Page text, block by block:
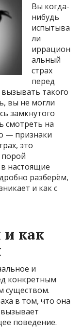
Вы когда-
нибудь
испытыва
ли
иррацион
альный
страх
перед
такого
вы не могли
замкнутого
смотреть на
— признаки
это
порой
настоящие
разберём,
и как с
и как
и
конкретным
существом.
в том, что она
поведение.